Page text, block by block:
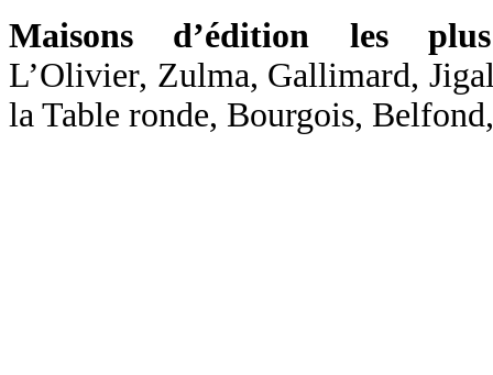
Maisons d’édition les
L’Olivier, Zulma, Gallimard,
la Table ronde, Bourgois,